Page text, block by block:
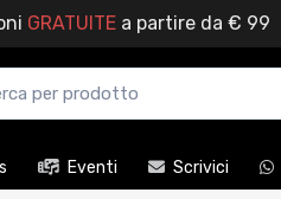
GRATUITEa partire da € 99
Eventi Scrivici